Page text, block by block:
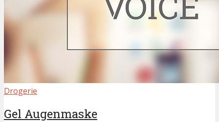
Drogerie
Gel Augenmaske